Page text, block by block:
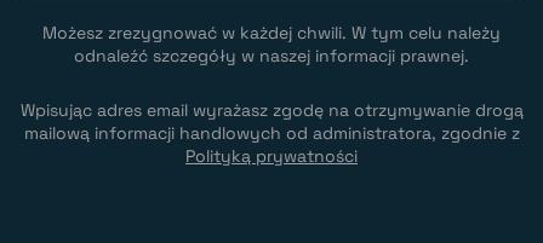
Możesz zrezygnować w każdej chwili. W tym celu należy
odnaleźć szczegóły w naszej informacji prawnej.
Wpisując adres email wyrażasz zgodę na otrzymywanie drogą
mailową informacji handlowych od administratora, zgodnie z
Polityką prywatności